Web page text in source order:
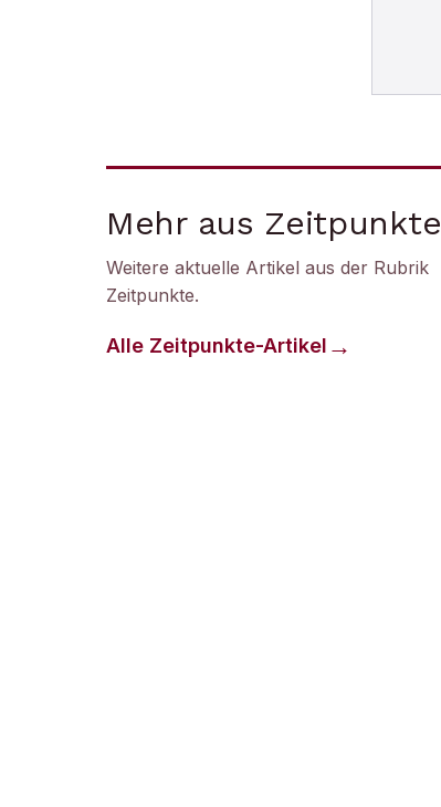
Mehr aus Zeitpunkte
Weitere aktuelle Artikel aus der Rubrik
Zeitpunkte.
Alle Zeitpunkte-Artikel